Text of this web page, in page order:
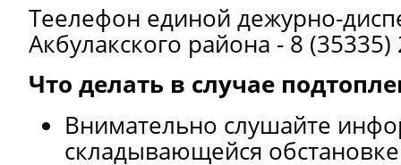
Теелефон единой дежурно-
Акбулакского района - 8
Что делать в случае
Внимательно слушайте
складывающейся